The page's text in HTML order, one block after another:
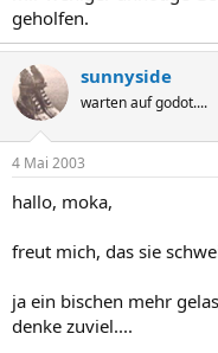
geholfen.
sunnyside
warten auf godot....
4 Mai 2003
hallo, moka,
freut mich, das sie
ja ein bischen mehr
denke zuviel....